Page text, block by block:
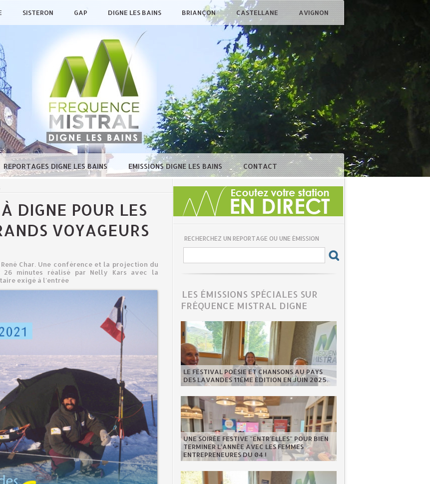
SISTERON GAP DIGNE LES BAINS BRIANÇON CASTELLANE AVIGNON
REPORTAGES DIGNE LES BAINS EMISSIONS DIGNE LES BAINS CONTACT
DIGNE POUR LES
VOYAGEURS
Char. Une conférence et la projection du
minutes réalisé par Nelly Kars avec la
exigé à l'entrée
RECHERCHEZ UN REPORTAGE OU UNE ÉMISSION
LES ÉMISSIONS SPÉCIALES SUR
FRÉQUENCE MISTRAL DIGNE
LE FESTIVAL POÉSIE ET CHANSONS AU PAYS
DES LAVANDES 11ÈME ÉDITION EN JUIN 2025.
UNE SOIRÉE FESTIVE "ENTR'ELLES" POUR BIEN
TERMINER L'ANNÉE AVEC LES FEMMES
ENTREPRENEURES DU 04 !